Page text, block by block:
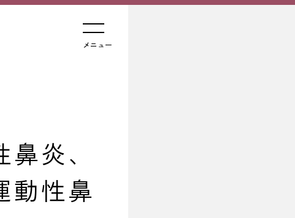
メニュー
炎、
動性鼻